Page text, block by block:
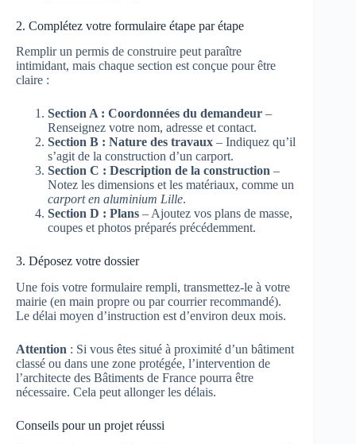
2. Complétez votre formulaire étape par étape
Remplir un permis de construire peut paraître
intimidant, mais chaque section est conçue pour être
claire :
Section A : Coordonnées du demandeur –
Renseignez votre nom, adresse et contact.
Section B : Nature des travaux – Indiquez qu’il
s’agit de la construction d’un carport.
Section C : Description de la construction –
Notez les dimensions et les matériaux, comme un
carport en aluminium Lille.
Section D : Plans – Ajoutez vos plans de masse,
coupes et photos préparés précédemment.
3. Déposez votre dossier
Une fois votre formulaire rempli, transmettez-le à votre
mairie (en main propre ou par courrier recommandé).
Le délai moyen d’instruction est d’environ deux mois.
Attention : Si vous êtes situé à proximité d’un bâtiment
classé ou dans une zone protégée, l’intervention de
l’architecte des Bâtiments de France pourra être
nécessaire. Cela peut allonger les délais.
Conseils pour un projet réussi